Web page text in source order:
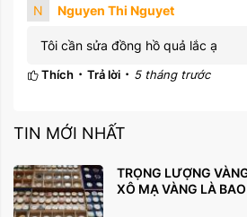
N Nguyen Thi Nguyet
Tôi cần sửa đồng hồ quả lắc ạ
Thích Trả lời 5 tháng trước
TIN MỚI NHẤT
TRỌNG LƯỢNG
XÔ MẠ VÀNG LÀ